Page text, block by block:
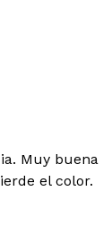
Muy buena
el color.